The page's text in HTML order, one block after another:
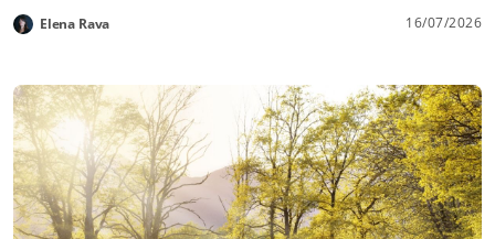
Elena Rava 16/07/2026